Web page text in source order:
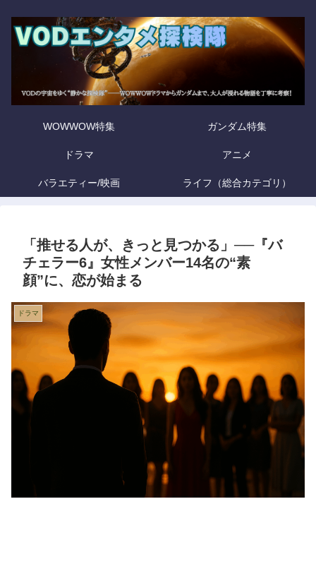
WOWWOW特集 ガンダム特集
ドラマ アニメ
バラエティー/映画 ライフ（総合カテゴリ）
「推せる人が、きっと見つかる」──『バ
チェラー6』女性メンバー14名の“素
顔”に、恋が始まる
ドラマ